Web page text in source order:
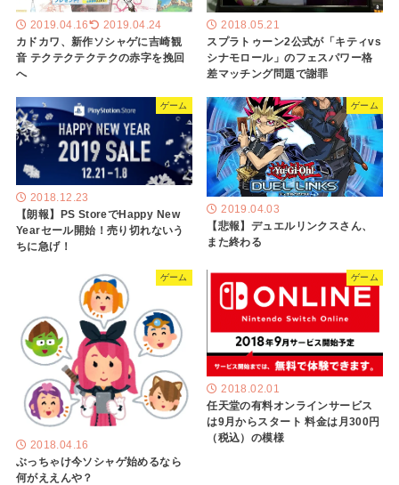
2019.04.16 2019.04.24
カドカワ、新作ソシャゲに吉崎観
音 テクテクテクテクの赤字を挽回
へ
2018.05.21
スプラトゥーン2公式が「キティvs
シナモロール」のフェスパワー格
差マッチング問題で謝罪
ゲーム
2018.12.23
【朗報】PS StoreでHappy New
Yearセール開始！売り切れないう
ちに急げ！
ゲーム
2019.04.03
【悲報】デュエルリンクスさん、
また終わる
ゲーム
2018.04.16
ぶっちゃけ今ソシャゲ始めるなら
何がええんや？
ゲーム
2018.02.01
任天堂の有料オンラインサービス
は9月からスタート 料金は月300円
（税込）の模様